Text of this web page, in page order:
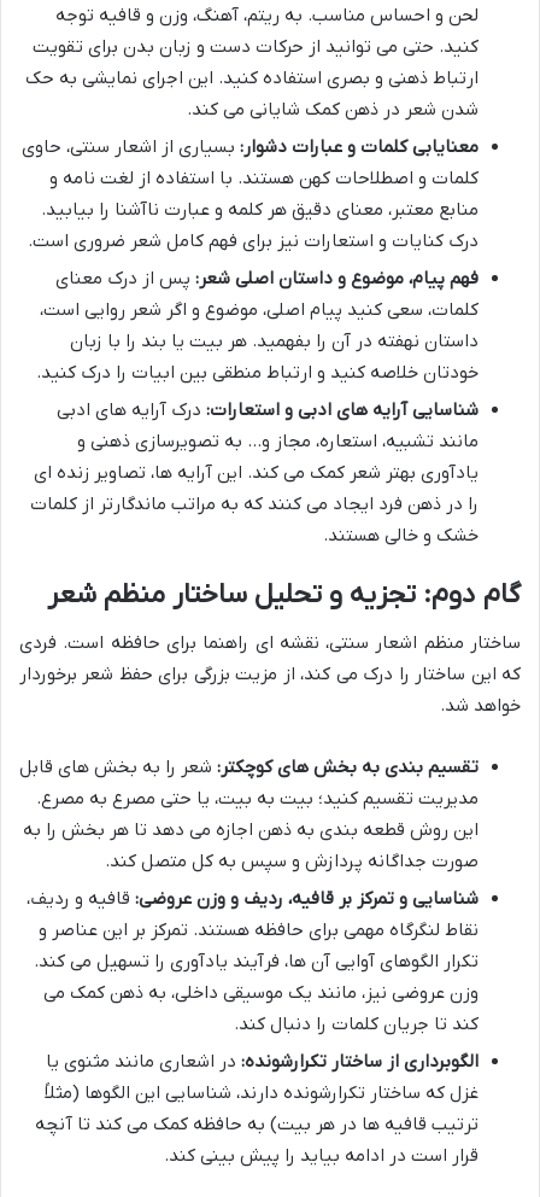
لحن و احساس مناسب. به ریتم، آهنگ، وزن و قافیه توجه
کنید. حتی می توانید از حرکات دست و زبان بدن برای تقویت
ارتباط ذهنی و بصری استفاده کنید. این اجرای نمایشی به حک
شدن شعر در ذهن کمک شایانی می کند.
معنایابی کلمات و عبارات دشوار: بسیاری از اشعار سنتی، حاوی
کلمات و اصطلاحات کهن هستند. با استفاده از لغت نامه و
منابع معتبر، معنای دقیق هر کلمه و عبارت ناآشنا را بیابید.
درک کنایات و استعارات نیز برای فهم کامل شعر ضروری است.
فهم پیام، موضوع و داستان اصلی شعر: پس از درک معنای
کلمات، سعی کنید پیام اصلی، موضوع و اگر شعر روایی است،
داستان نهفته در آن را بفهمید. هر بیت یا بند را با زبان
خودتان خلاصه کنید و ارتباط منطقی بین ابیات را درک کنید.
شناسایی آرایه های ادبی و استعارات: درک آرایه های ادبی
مانند تشبیه، استعاره، مجاز و… به تصویرسازی ذهنی و
یادآوری بهتر شعر کمک می کند. این آرایه ها، تصاویر زنده ای
را در ذهن فرد ایجاد می کنند که به مراتب ماندگارتر از کلمات
خشک و خالی هستند.
گام دوم: تجزیه و تحلیل ساختار منظم شعر
ساختار منظم اشعار سنتی، نقشه ای راهنما برای حافظه است. فردی
که این ساختار را درک می کند، از مزیت بزرگی برای حفظ شعر برخوردار
خواهد شد.
تقسیم بندی به بخش های کوچکتر: شعر را به بخش های قابل
مدیریت تقسیم کنید؛ بیت به بیت، یا حتی مصرع به مصرع.
این روش قطعه بندی به ذهن اجازه می دهد تا هر بخش را به
صورت جداگانه پردازش و سپس به کل متصل کند.
شناسایی و تمرکز بر قافیه، ردیف و وزن عروضی: قافیه و ردیف،
نقاط لنگرگاه مهمی برای حافظه هستند. تمرکز بر این عناصر و
تکرار الگوهای آوایی آن ها، فرآیند یادآوری را تسهیل می کند.
وزن عروضی نیز، مانند یک موسیقی داخلی، به ذهن کمک می
کند تا جریان کلمات را دنبال کند.
الگوبرداری از ساختار تکرارشونده: در اشعاری مانند مثنوی یا
غزل که ساختار تکرارشونده دارند، شناسایی این الگوها (مثلاً
ترتیب قافیه ها در هر بیت) به حافظه کمک می کند تا آنچه
قرار است در ادامه بیاید را پیش بینی کند.